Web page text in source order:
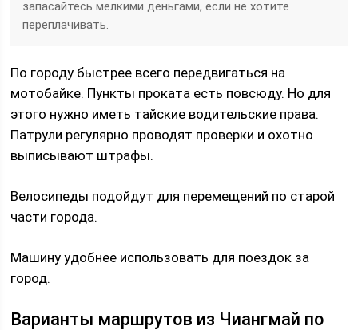
запасайтесь мелкими деньгами, если не хотите
переплачивать.
По городу быстрее всего передвигаться на
мотобайке. Пункты проката есть повсюду. Но для
этого нужно иметь тайские водительские права.
Патрули регулярно проводят проверки и охотно
выписывают штрафы.
Велосипеды подойдут для перемещений по старой
части города.
Машину удобнее использовать для поездок за
город.
Варианты маршрутов из Чиангмай по